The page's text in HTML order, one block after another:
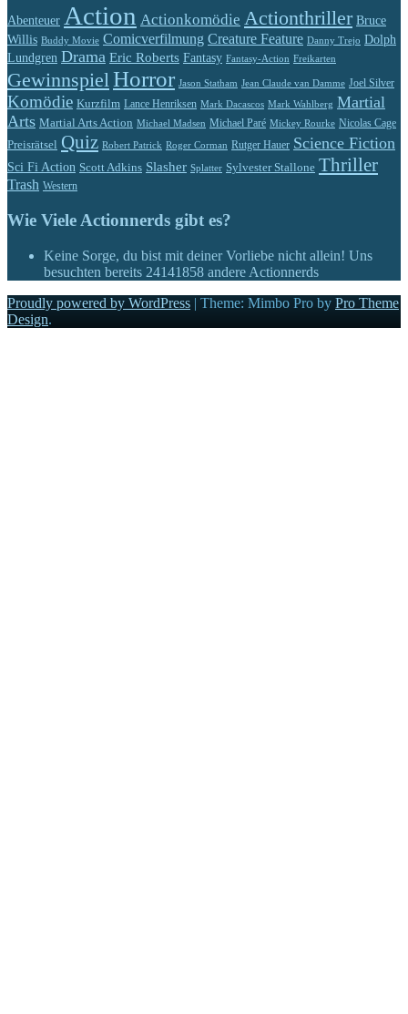
Abenteuer Action Actionkomödie Actionthriller Bruce
Willis Buddy Movie Comicverfilmung Creature Feature Danny Trejo Dolph
Lundgren Drama Eric Roberts Fantasy Fantasy-Action Freikarten
GewinnspielHorror Jason Statham Jean Claude van Damme Joel Silver
Komödie Kurzfilm Lance Henriksen Mark Dacascos Mark Wahlberg Martial
Arts Martial Arts Action Michael Madsen Michael Paré Mickey Rourke Nicolas Cage
Preisrätsel Quiz Robert Patrick Roger Corman Rutger Hauer Science Fiction
Sci Fi Action Scott Adkins Slasher Splatter Sylvester Stallone Thriller
Trash Western
Wie Viele Actionnerds gibt es?
Keine Sorge, du bist mit deiner Vorliebe nicht allein! Uns
besuchten bereits 24141858 andere Actionnerds
Proudly powered by WordPress | Theme: Mimbo Pro by Pro Theme
Design.